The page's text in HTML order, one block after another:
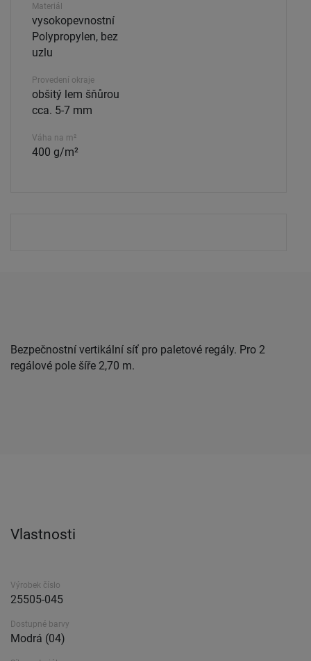
Materiál
vysokopevnostní
Polypropylen, bez
uzlu
Provedení okraje
obšitý lem šňůrou
cca. 5-7 mm
Váha na m²
400 g/m²
Bezpečnostní vertikální síť pro paletové regály. Pro 2
regálové pole šíře 2,70 m.
Vlastnosti
Výrobek číslo
25505-045
Dostupné barvy
Modrá (04)